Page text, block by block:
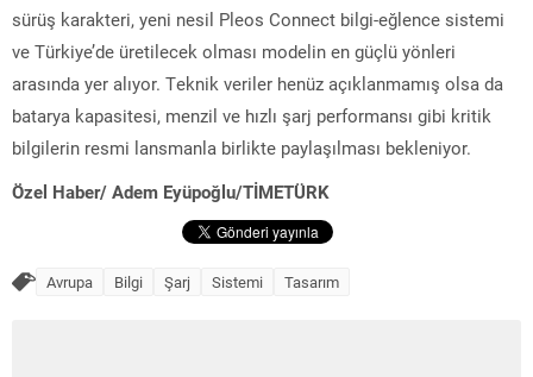
sürüş karakteri, yeni nesil Pleos Connect bilgi-eğlence sistemi
ve Türkiye’de üretilecek olması modelin en güçlü yönleri
arasında yer alıyor. Teknik veriler henüz açıklanmamış olsa da
batarya kapasitesi, menzil ve hızlı şarj performansı gibi kritik
bilgilerin resmi lansmanla birlikte paylaşılması bekleniyor.
Özel Haber/ Adem Eyüpoğlu/TİMETÜRK
Avrupa Bilgi Şarj Sistemi Tasarım